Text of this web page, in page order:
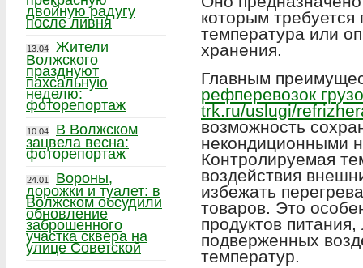
которым требуется
температура или
хранения.
Главным
рефперевозок
trk.ru/uslugi/
возможность
некондиционными
Контролируемая
воздействия
избежать
товаров. Это
продуктов
подверженных
температур.
двойную радугу
после ливня
13.04
Жители
Волжского
празднуют
пахсальную
неделю:
фоторепортаж
10.04
В Волжском
зацвела весна:
фоторепортаж
24.01
Вороны,
дорожки и туалет: в
Волжском обсудили
обновление
заброшенного
участка сквера на
улице Советской